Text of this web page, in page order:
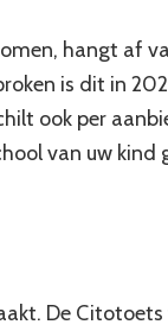
hangt af
is dit in
ook per
van uw kind
De